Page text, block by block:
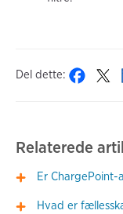
Del dette:
Relaterede
Er ChargePoint-
Hvad er